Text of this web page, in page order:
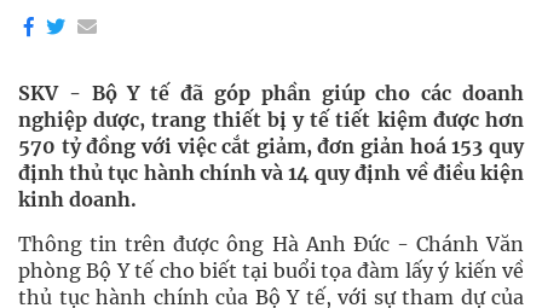
SKV - Bộ Y tế đã góp phần giúp cho các doanh
nghiệp dược, trang thiết bị y tế tiết kiệm được hơn
570 tỷ đồng với việc cắt giảm, đơn giản hoá 153 quy
định thủ tục hành chính và 14 quy định về điều kiện
kinh doanh.
Thông tin trên được ông Hà Anh Đức - Chánh Văn
phòng Bộ Y tế cho biết tại buổi tọa đàm lấy ý kiến về
thủ tục hành chính của Bộ Y tế, với sự tham dự của